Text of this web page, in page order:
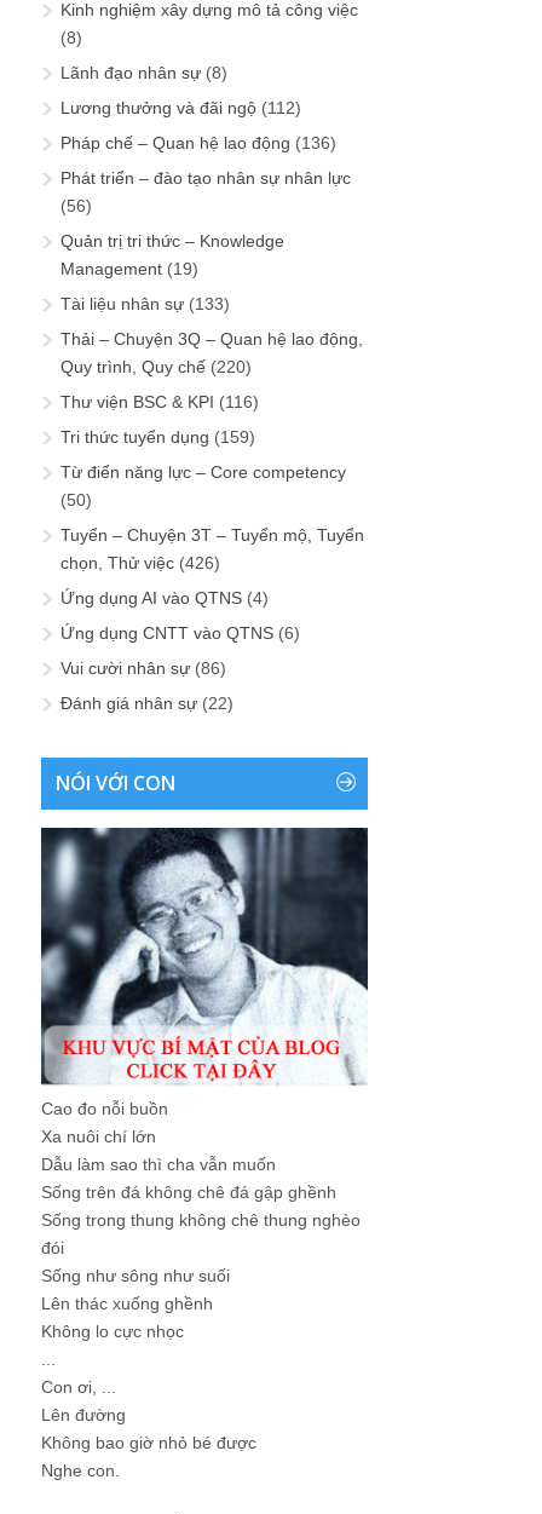
Kinh nghiệm xây dựng mô tả công việc
(8)
Lãnh đạo nhân sự (8)
Lương thưởng và đãi ngộ (112)
Pháp chế – Quan hệ lao động (136)
Phát triển – đào tạo nhân sự nhân lực
(56)
Quản trị tri thức – Knowledge
Management (19)
Tài liệu nhân sự (133)
Thải – Chuyện 3Q – Quan hệ lao động,
Quy trình, Quy chế (220)
Thư viện BSC & KPI (116)
Tri thức tuyển dụng (159)
Từ điển năng lực – Core competency
(50)
Tuyển – Chuyện 3T – Tuyển mộ, Tuyển
chọn, Thử việc (426)
Ứng dụng AI vào QTNS (4)
Ứng dụng CNTT vào QTNS (6)
Vui cười nhân sự (86)
Đánh giá nhân sự (22)
NÓI VỚI CON
Cao đo nỗi buồn
Xa nuôi chí lớn
Dẫu làm sao thì cha vẫn muốn
Sống trên đá không chê đá gập ghềnh
Sống trong thung không chê thung nghèo
đói
Sống như sông như suối
Lên thác xuống ghềnh
Không lo cực nhọc
Con ơi, ...
Lên đường
Không bao giờ nhỏ bé được
Nghe con.